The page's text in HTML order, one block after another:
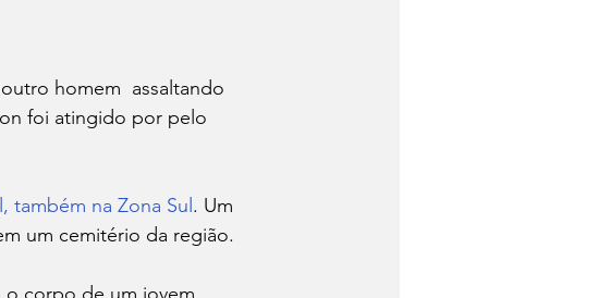
foi atingido por pelo
na Zona Sul . Um
um cemitério da região.